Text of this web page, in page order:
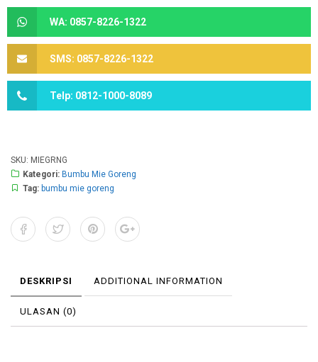
WA: 0857-8226-1322
SMS: 0857-8226-1322
Telp: 0812-1000-8089
SKU: MIEGRNG
Kategori: Bumbu Mie Goreng
Tag: bumbu mie goreng
DESKRIPSI ADDITIONAL INFORMATION
ULASAN (0)